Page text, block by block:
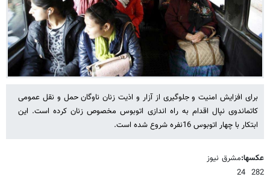
برای افزایش امنیت و جلوگیری از آزار و اذیت زنان ناوگان حمل و نقل عمومی
کاتماندوی نپال اقدام به راه اندازی اتوبوس مخصوص زنان کرده است. این
ابتکار با چهار اتوبوس 16نفره شروع شده است.
عکسها:مشرق نیوز
282 24